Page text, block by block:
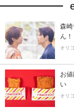
森崎
ん！
オリ
お
い
オリ